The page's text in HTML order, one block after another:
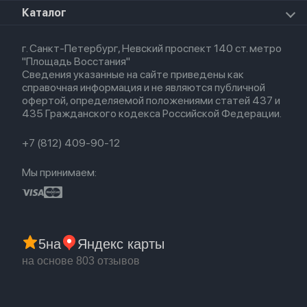
Apple Watch SE 2022
Airpods 3
Airpods (1-е)
EarPods
HomePod 2
Для Macbook
О магазине
Политика конфиденциальности
Оплата и доставка
Партнерская программа
Гарантия
Обмен и возврат
Бонусы
Каталог
Новые поступления
Популярное
Акции
г. Санкт-Петербург, Невский проспект 140 ст. метро
"Площадь Восстания"
Сведения указанные на сайте приведены как
справочная информация и не являются публичной
офертой, определяемой положениями статей 437 и
435 Гражданского кодекса Российской Федерации.
+7 (812) 409-90-12
Мы принимаем:
5на Яндекс карты
на основе 803 отзывов